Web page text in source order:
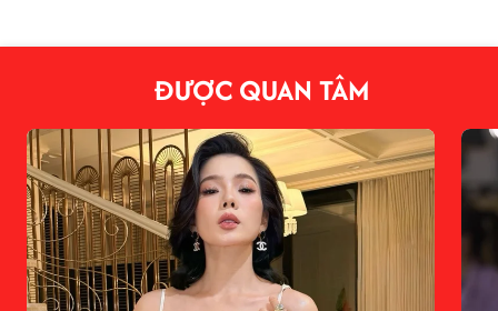
ĐƯỢC QUAN TÂM